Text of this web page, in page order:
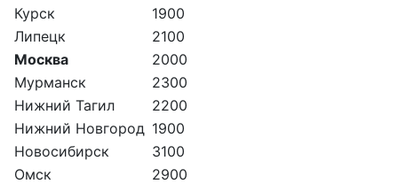
Курск
1900
Липецк
2100
Москва
2000
Мурманск
2300
Нижний Тагил
2200
Нижний Новгород 1900
Новосибирск
3100
Омск
2900